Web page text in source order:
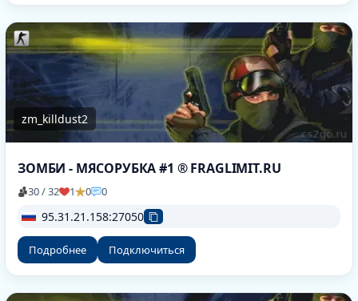
zm_killdust2
ЗОМБИ - МЯСОРУБКА #1 ® FRAGLIMIT.RU
30 / 32 1 0 0
95.31.21.158:27050
Подробнее Подключиться